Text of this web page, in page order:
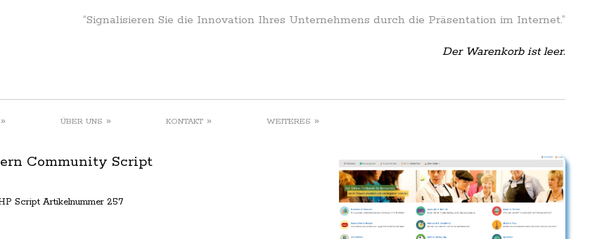
“Signalisieren Sie die Innovation Ihres Unternehmens durch die Präsentation im Internet.”
Der Warenkorb ist leer.
» ÜBER UNS » KONTAKT » WEITERES »
Community Script
Script Artikelnummer 257